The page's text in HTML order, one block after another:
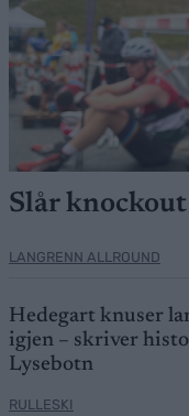
Slår
LANGRENN ALLROUND
Hedegart knuser
igjen – skriver
Lysebotn
RULLESKI